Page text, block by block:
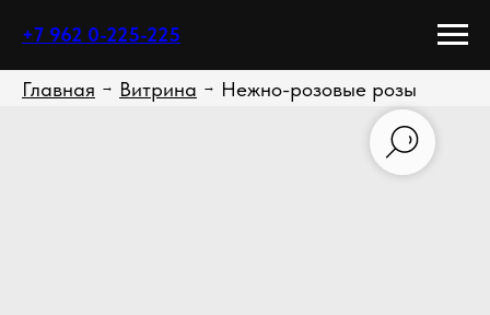
+7 962 0-225-225
Главная → Витрина → Нежно-розовые розы